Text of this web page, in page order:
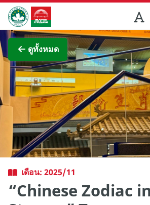
Skip to Main Content
สำนักงานการท่องเที่ยวของรัฐบาลมาเก๊า
ดูทั้งหมด
ภาพขยาย
เดือน: 2025/11
“Chinese Zodiac